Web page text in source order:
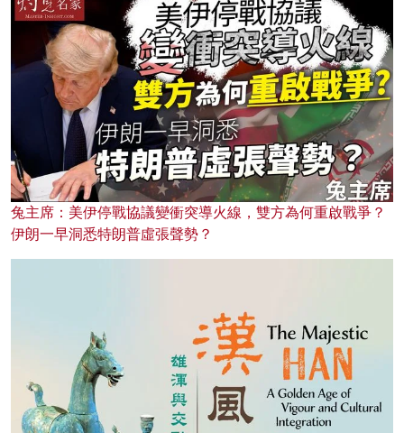
兔主席：美伊停戰協議變衝突導火線，雙方為何重啟戰爭？
伊朗一早洞悉特朗普虛張聲勢？